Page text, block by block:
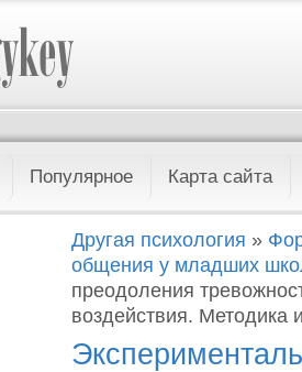
Популярное Карта сайта
Другая психология »
общения у младших
преодоления
воздействия. Методика